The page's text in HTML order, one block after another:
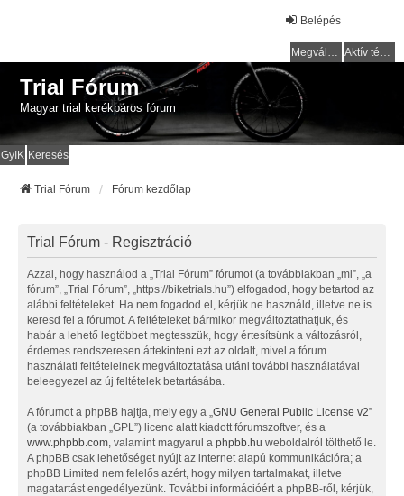
Belépés
Megválaszolatlan témák Aktív témák
Trial Fórum
Magyar trial kerékpáros fórum
GyIK Keresés
Trial Fórum Fórum kezdőlap
Trial Fórum - Regisztráció
Azzal, hogy használod a „Trial Fórum” fórumot (a továbbiakban „mi”, „a
fórum”, „Trial Fórum”, „https://biketrials.hu”) elfogadod, hogy betartod az
alábbi feltételeket. Ha nem fogadod el, kérjük ne használd, illetve ne is
keresd fel a fórumot. A feltételeket bármikor megváltoztathatjuk, és
habár a lehető legtöbbet megtesszük, hogy értesítsünk a változásról,
érdemes rendszeresen áttekinteni ezt az oldalt, mivel a fórum
használati feltételeinek megváltoztatása utáni további használatával
beleegyezel az új feltételek betartásába.
A fórumot a phpBB hajtja, mely egy a „ GNU General Public License v2”
(a továbbiakban „GPL”) licenc alatt kiadott fórumszoftver, és a
www.phpbb.com , valamint magyarul a phpbb.hu weboldalról tölthető le.
A phpBB csak lehetőséget nyújt az internet alapú kommunikációra; a
phpBB Limited nem felelős azért, hogy milyen tartalmakat, illetve
magatartást engedélyezünk. További információért a phpBB-ről, kérjük,